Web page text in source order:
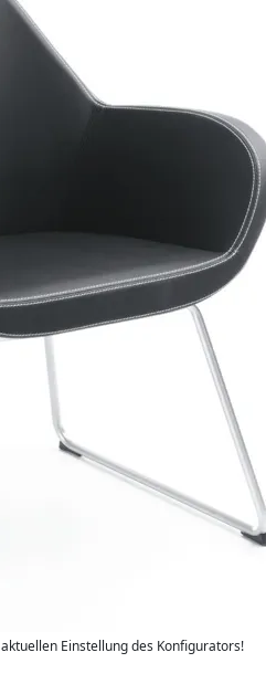
Einstellung des Konfigurators!